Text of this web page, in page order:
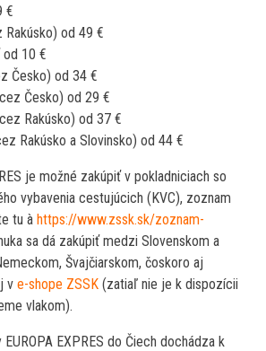
€
od 49 €
od 10 €
Česko) od 34 €
Česko) od 29 €
Rakúsko) od 37 €
Rakúsko a Slovinsko) od 44 €
je možné zakúpiť v pokladniciach so
vybavenia cestujúcich (KVC), zoznam
tu à https://www.zssk.sk/zoznam-
sa dá zakúpiť medzi Slovenskom a
Švajčiarskom, čoskoro aj
v e-shope ZSSK (zatiaľ nie je k dispozícii
vlakom).
EXPRES do Čiech dochádza k